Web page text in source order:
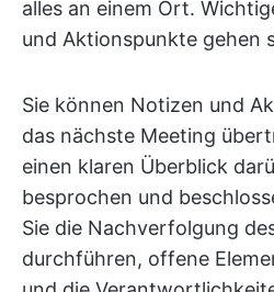
alles an einem Ort.
und Aktionspunkte gehen
Sie können Notizen und
das nächste Meeting
einen klaren Überblick
besprochen und
Sie die Nachverfolgung
durchführen, offene